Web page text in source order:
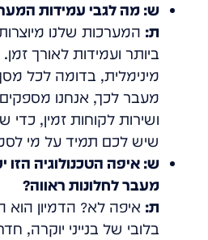
ש: מה לגבי עמידות
ת: המערכות שלנו
ביותר ועמידות לאורך
מינימלית, בדומה לכל
מעבר לכך, אנחנו
ושירות לקוחות זמין, כדי
שיש לכם תמיד על מי
ש: איפה הטכנולוגיה הזו
מעבר לחלונות ראווה?
ת: איפה לא? הדמיון הוא
בלובי של בנייני יוקרה,